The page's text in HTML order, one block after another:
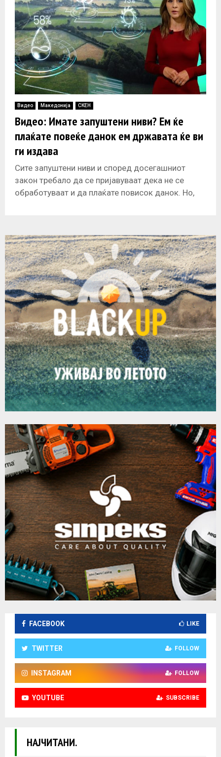
Видео Македонија СКЕН
Видео: Имате запуштени ниви? Ем ќе
плаќате повеќе данок ем државата ќе ви
ги издава
Сите запуштени ниви и според досегашниот
закон требало да се пријавуваат дека не се
обработуваат и да плаќате повисок данок. Но,
FACEBOOK LIKE
TWITTER FOLLOW
INSTAGRAM FOLLOW
YOUTUBE SUBSCRIBE
НАЈЧИТАНИ.